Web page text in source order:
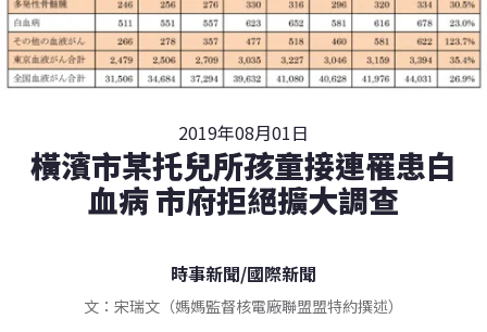
2019年08月01日
橫濱市某托兒所孩童接連罹患白
血病 市府拒絕擴大調查
時事新聞/國際新聞
文：宋瑞文（媽媽監督核電廠聯盟盟特約撰述）